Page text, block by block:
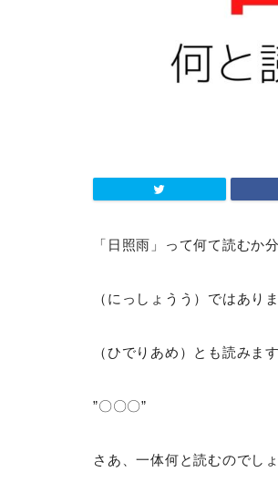
「日照雨」って何て読むか
（にっしょうう）ではあり
（ひでりあめ）とも読みま
”〇〇〇”
さあ、一体何と読むのでし